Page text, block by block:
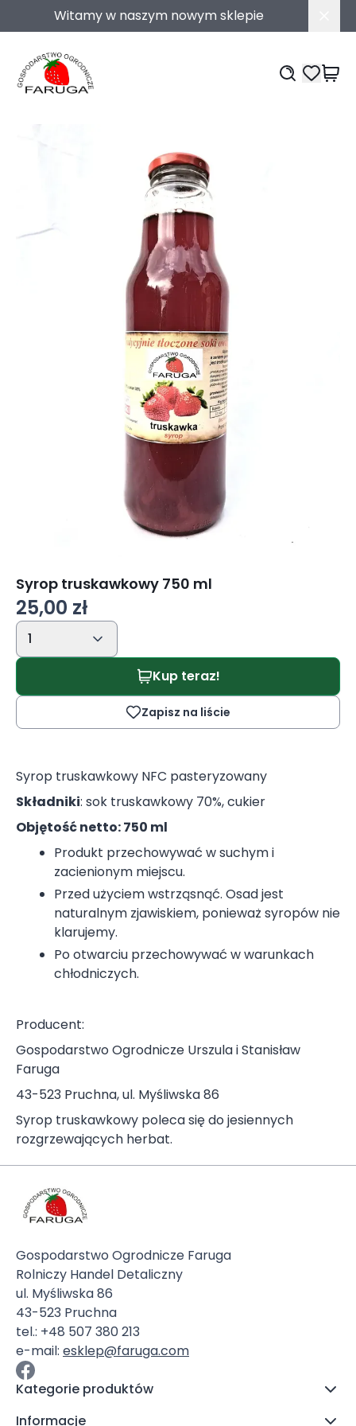
Witamy w naszym nowym sklepie
Syrop truskawkowy 750 ml
25,00 zł
1
Kup teraz!
Zapisz na liście
Syrop truskawkowy NFC pasteryzowany
Składniki: sok truskawkowy 70%, cukier
Objętość netto: 750 ml
Produkt przechowywać w suchym i
zacienionym miejscu.
Przed użyciem wstrząsnąć. Osad jest
naturalnym zjawiskiem, ponieważ syropów nie
klarujemy.
Po otwarciu przechowywać w warunkach
chłodniczych.
Producent:
Gospodarstwo Ogrodnicze Urszula i Stanisław
Faruga
43-523 Pruchna, ul. Myśliwska 86
Syrop truskawkowy poleca się do jesiennych
rozgrzewających herbat.
Gospodarstwo Ogrodnicze Faruga
Rolniczy Handel Detaliczny
ul. Myśliwska 86
43-523 Pruchna
tel.: +48 507 380 213
e-mail: esklep@faruga.com
Kategorie produktów
Informacje